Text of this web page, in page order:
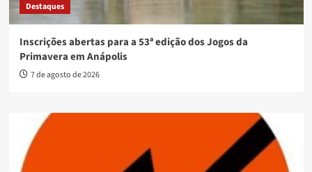
Destaques
Inscrições abertas para a 53ª edição dos Jogos da
Primavera em Anápolis
7 de agosto de 2026